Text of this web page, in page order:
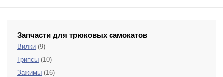
Запчасти для трюковых самокатов
Вилки (9)
Грипсы (10)
Зажимы (16)